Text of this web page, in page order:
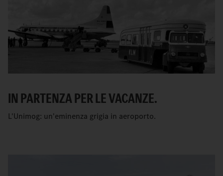
IN PARTENZA PER LE VACANZE.
L'Unimog: un'eminenza grigia in aeroporto.